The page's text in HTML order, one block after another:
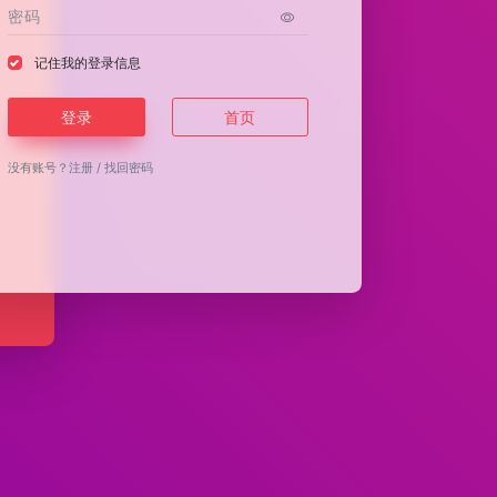
记住我的登录信息
登录 首页
没有账号？注册 /找回密码